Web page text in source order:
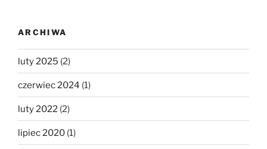
ARCHIWA
luty 2025 (2)
czerwiec 2024 (1)
luty 2022 (2)
lipiec 2020 (1)